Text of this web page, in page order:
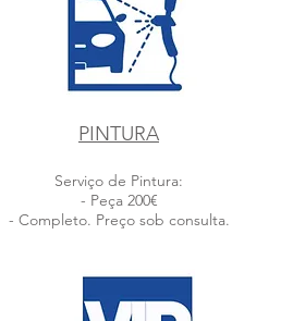
PINTURA
Serviço de Pintura:
- Peça 200€
- Completo. Preço sob consulta.